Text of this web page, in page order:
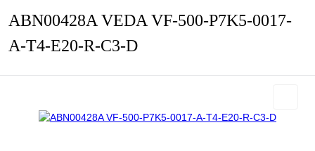
ABN00428A VEDA VF-500-P7K5-0017-
A-T4-E20-R-C3-D